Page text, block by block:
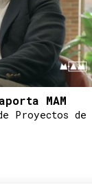
MAM
Proyectos de